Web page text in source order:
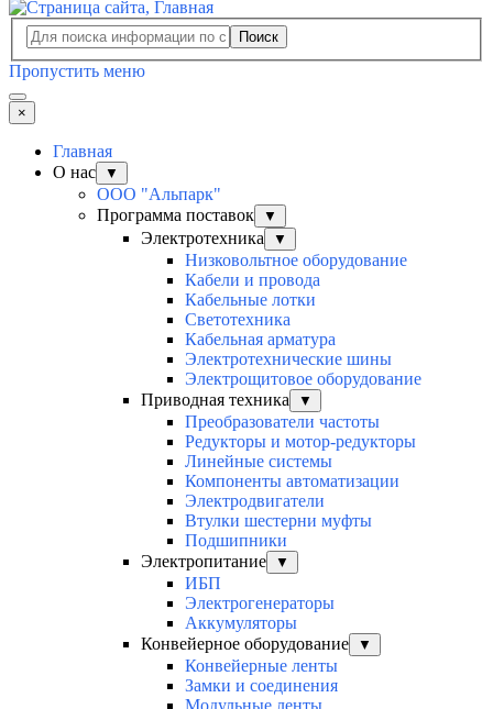
Поиск
Пропустить меню
×
Главная
О нас
▼
ООО "Альпарк"
Программа поставок
▼
Электротехника ▼
Низковольтное оборудование
Кабели и провода
Кабельные лотки
Светотехника
Кабельная арматура
Электротехнические шины
Электрощитовое оборудование
Приводная техника
▼
Преобразователи частоты
Редукторы и мотор-редукторы
Линейные системы
Компоненты автоматизации
Электродвигатели
Втулки шестерни муфты
Подшипники
Электропитание
▼
ИБП
Электрогенераторы
Аккумуляторы
Конвейерное оборудование
▼
Конвейерные ленты
Замки и соединения